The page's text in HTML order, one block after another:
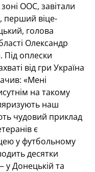
ООС, завітали
перший віце-
голова
Олександр
Під оплески
від гри Україна
«Мені
на такому
наш
чудовий приклад
є
у футбольному
десятки
у Донецькій та